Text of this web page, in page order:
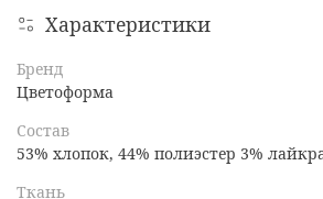
Характеристики
Бренд
Цветоформа
Состав
53% хлопок, 44% полиэстер 3%
Ткань